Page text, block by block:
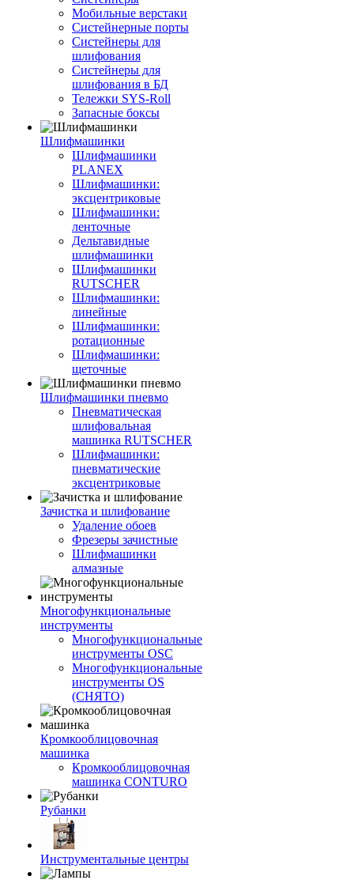
Мобильные верстаки
Систейнерные порты
Систейнеры для
шлифования
Систейнеры для
шлифования в БД
Тележки SYS-Roll
Запасные боксы
Шлифмашинки
Шлифмашинки
PLANEX
Шлифмашинки:
эксцентриковые
Шлифмашинки:
ленточные
Дельтавидные
шлифмашинки
Шлифмашинки
RUTSCHER
Шлифмашинки:
линейные
Шлифмашинки:
ротационные
Шлифмашинки:
щеточные
Шлифмашинки пневмо
Пневматическая
шлифовальная
машинка RUTSCHER
Шлифмашинки:
пневматические
эксцентриковые
Зачистка и шлифование
Удаление обоев
Фрезеры зачистные
Шлифмашинки
алмазные
Многофункциональные
инструменты
Многофункциональные
инструменты OSC
Многофункциональные
инструменты OS
(СНЯТО)
Кромкооблицовочная
машинка
Кромкооблицовочная
машинка CONTURO
Рубанки
Инструментальные центры